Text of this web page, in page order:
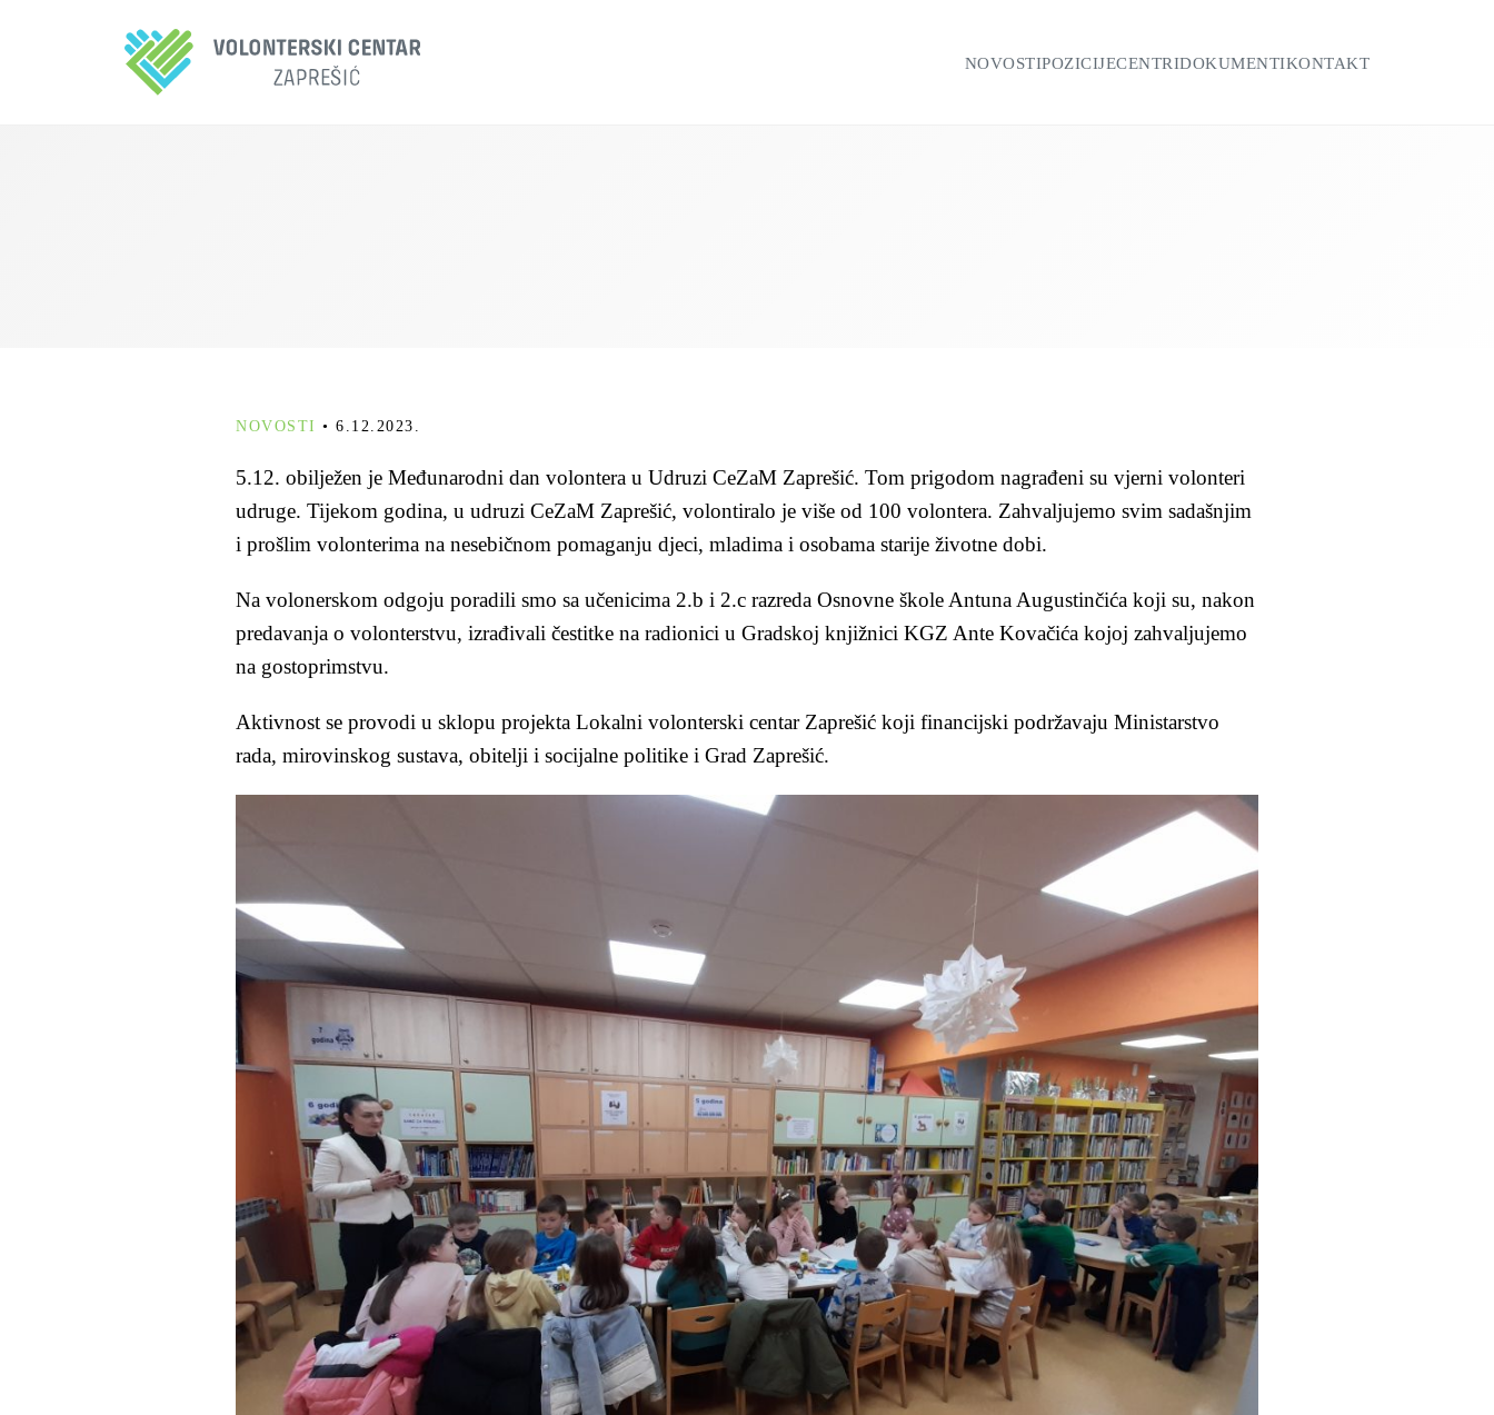
NOVOSTIPOZICIJECENTRIDOKUMENTIKONTAKT
NOVOSTI • 6.12.2023.
5.12. obilježen je Međunarodni dan volontera u Udruzi CeZaM Zaprešić. Tom prigodom nagrađeni su vjerni volonteri
udruge. Tijekom godina, u udruzi CeZaM Zaprešić, volontiralo je više od 100 volontera. Zahvaljujemo svim sadašnjim
i prošlim volonterima na nesebičnom pomaganju djeci, mladima i osobama starije životne dobi.
Na volonerskom odgoju poradili smo sa učenicima 2.b i 2.c razreda Osnovne škole Antuna Augustinčića koji su, nakon
predavanja o volonterstvu, izrađivali čestitke na radionici u Gradskoj knjižnici KGZ Ante Kovačića kojoj zahvaljujemo
na gostoprimstvu.
Aktivnost se provodi u sklopu projekta Lokalni volonterski centar Zaprešić koji financijski podržavaju Ministarstvo
rada, mirovinskog sustava, obitelji i socijalne politike i Grad Zaprešić.